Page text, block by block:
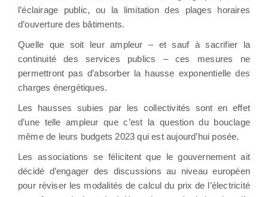
l’éclairage public, ou la limitation des plages horaires
d’ouverture des bâtiments.
Quelle que soit leur ampleur – et sauf à sacrifier la
continuité des services publics – ces mesures ne
permettront pas d’absorber la hausse exponentielle des
charges énergétiques.
Les hausses subies par les collectivités sont en effet
d’une telle ampleur que c’est la question du bouclage
même de leurs budgets 2023 qui est aujourd’hui posée.
Les associations se félicitent que le gouvernement ait
décidé d’engager des discussions au niveau européen
pour réviser les modalités de calcul du prix de l’électricité